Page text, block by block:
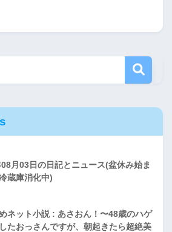
月03日の日記とニュース(盆休み始ま
蔵庫消化中)
ネット小説 : あさおん！〜48歳のハゲ
たおっさんですが、朝起きたら超絶美